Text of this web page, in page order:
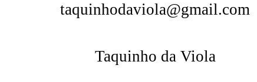
taquinhodaviola@gmail.com
Taquinho da Viola